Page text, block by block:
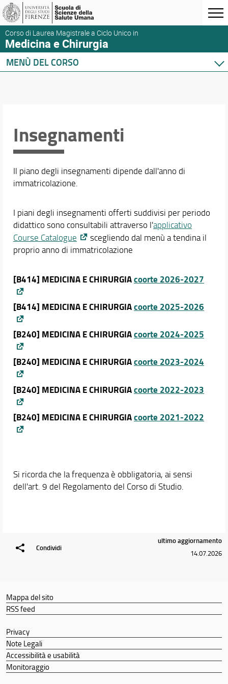
Corso di Laurea Magistrale a Ciclo Unico in
Medicina e Chirurgia
MENÙ DEL CORSO
Insegnamenti
Attività Formative Professionalizzanti
Attività Didattiche Elettive
Dotazioni multimediali e integrazione didattica
Tutorato
Mobilità internazionale
Didattica Innovativa e percorsi flessibili
Orario e calendari
Insegnamenti
Il piano degli insegnamenti dipende dall'anno di
immatricolazione.
I piani degli insegnamenti offerti suddivisi per periodo
didattico sono consultabili attraverso l'applicativo
Course Catalogue
scegliendo dal menù a tendina il
proprio anno di immatricolazione
[B414] MEDICINA E CHIRURGIAcoorte 2026-2027
[B414] MEDICINA E CHIRURGIAcoorte 2025-2026
[B240] MEDICINA E CHIRURGIAcoorte 2024-2025
[B240] MEDICINA E CHIRURGIAcoorte 2023-2024
[B240] MEDICINA E CHIRURGIAcoorte 2022-2023
[B240] MEDICINA E CHIRURGIAcoorte 2021-2022
Si ricorda che la frequenza è obbligatoria, ai sensi
dell'art. 9 del Regolamento del Corso di Studio.
Condividi
ultimo aggiornamento
14.07.2026
Mappa del sito
RSS feed
Privacy
Note Legali
Accessibilità e usabilità
Monitoraggio